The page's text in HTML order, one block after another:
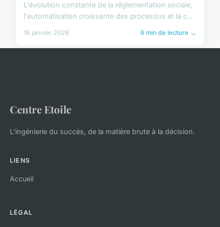
L'évolution constante de la réglementation sociale,
l'automatisation croissante des processus et la c...
16 janvier 2026 6 min de lecture →
Centre Etoile
L'ingénierie du succès, de la matière brute à la décision.
LIENS
Accueil
LÉGAL